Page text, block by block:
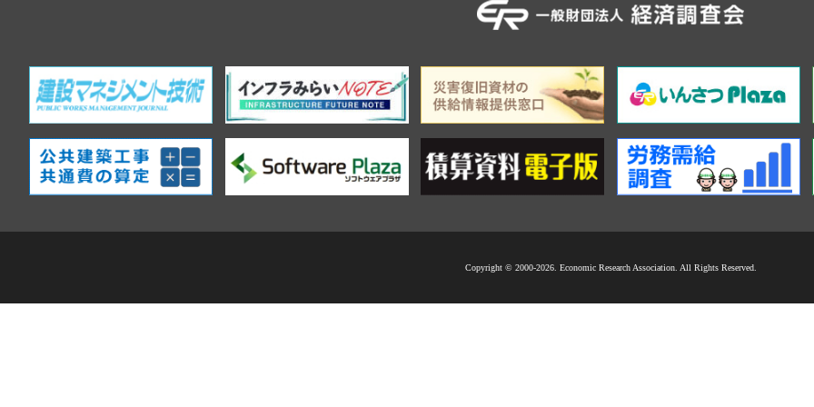
Copyright © 2000-2026. Economic Research Association. All Rights Reserved.